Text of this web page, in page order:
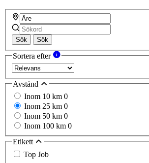
Sök Sök
Sortera efter
Avstånd
Inom 10 km 0
Inom 25 km 0
Inom 50 km 0
Inom 100 km 0
Etikett
Top Job